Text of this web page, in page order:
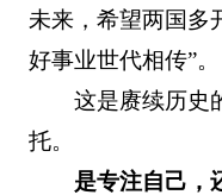
未来，希望两国多
好事业世代相传”。
这是赓续历史
托。
是专注自己，